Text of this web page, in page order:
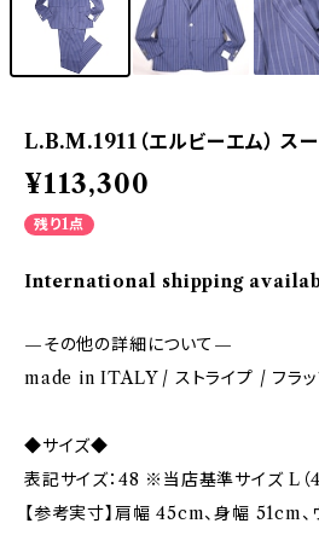
L.B.M.1911（エルビーエム）
¥113,300
残り1点
International shipping
—その他の詳細について—
made in ITALY / ストライプ / フラッ
◆サイズ◆
表記サイズ：48 ※当店基準サイズ L（
【参考実寸】肩幅 45cm、身幅 51cm